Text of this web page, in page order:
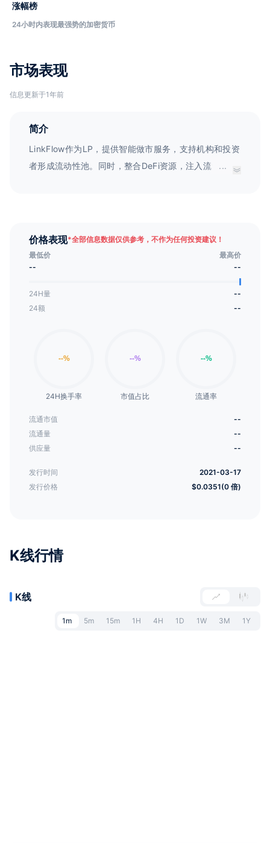
市场表现
信息更新于1年前
简介
LinkFlow作为LP，提供智能做市服务，支持机构和投资
者形成流动性池。同时，整合DeFi资源，注入流动性，
...
价格表现*全部信息数据仅供参考，不作为任何投资建议！
最低价
最高价
--
--
24H量
--
24额
--
24H换手率 市值占比 流通率
流通市值
--
流通量
--
供应量
--
发行时间
2021-03-17
发行价格
$0.0351(0 倍)
K线行情
K线
1m 5m 15m 1H 4H 1D 1W 3M 1Y
涨幅榜
24小时内表现最强势的加密货币